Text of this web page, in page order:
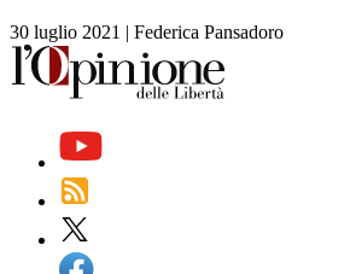
30 luglio 2021 | Federica Pansadoro